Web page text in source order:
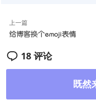
上一篇
给博客换个emoji表情
18 评论
既然